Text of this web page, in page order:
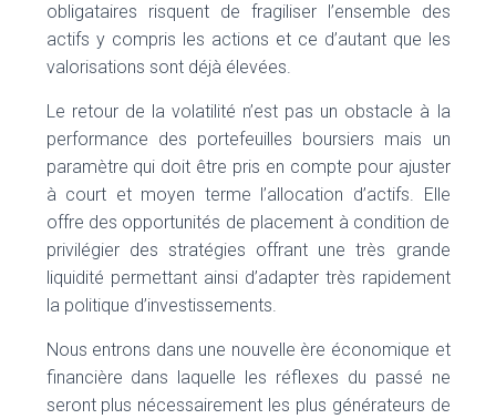
obligataires risquent de fragiliser l’ensemble des
actifs y compris les actions et ce d’autant que les
valorisations sont déjà élevées.
Le retour de la volatilité n’est pas un obstacle à la
performance des portefeuilles boursiers mais un
paramètre qui doit être pris en compte pour ajuster
à court et moyen terme l’allocation d’actifs. Elle
offre des opportunités de placement à condition de
privilégier des stratégies offrant une très grande
liquidité permettant ainsi d’adapter très rapidement
la politique d’investissements.
Nous entrons dans une nouvelle ère économique et
financière dans laquelle les réflexes du passé ne
seront plus nécessairement les plus générateurs de